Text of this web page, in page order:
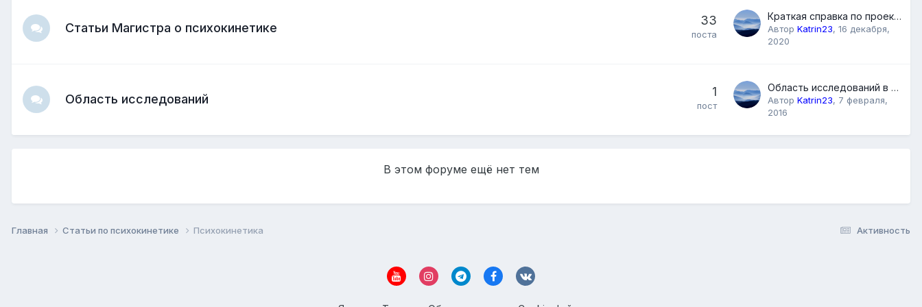
Статьи Магистра о психокинетике
33
поста
Краткая справка по проекту Генетические Браслеты
Автор Katrin23, 16 декабря,
2020
Область исследований
1
пост
Область исследований в психокинетике
Автор Katrin23, 7 февраля,
2016
В этом форуме ещё нет тем
Активность
Главная Статьи по психокинетике Психокинетика